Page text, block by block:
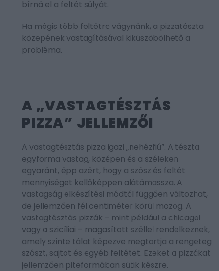
bírná el a feltét súlyát.
Ha mégis több feltétre vágynánk, a pizzatészta
közepének vastagításával kiküszöbölhető a
probléma.
A „VASTAGTÉSZTÁS
PIZZA” JELLEMZŐI
A vastagtésztás pizza igazi „nehézfiú”. A tészta
egyforma vastag, középen és a széleken
egyaránt, épp azért, hogy a szósz és feltét
mennyiséget kellőképpen alátámassza. A
vastagság elkészítési módtól függően változhat,
de jellemzően fél centiméter körül mozog. A
vastagtésztás pizzák – mint például a chicagoi
vagy a szicíliai – magasított széllel rendelkeznek,
amely szinte tálat képezve megtartja a rengeteg
szószt, sajtot és egyéb feltétet. Ezeket a pizzákat
jellemzően piteformában sütik készre.